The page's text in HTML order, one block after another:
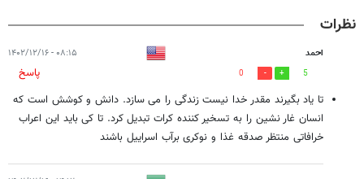
نظرات
احمد ۰۸:۱۵ - ۱۴۰۲/۱۲/۱۶
5
0
پاسخ
تا یاد بگیرند مقدر خدا نیست زندگی را می سازد. دانش و کوشش است که
انسان غار نشین را به تسخیر کننده کرات تبدیل کرد. تا کی باید این اعراب
خرافاتی منتظر صدقه غذا و نوکری برآب اسراییل باشند